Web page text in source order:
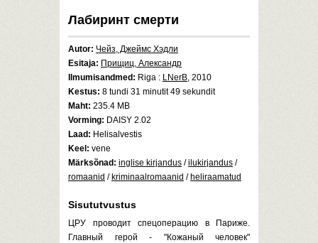
Лабиринт смерти
Autor: Чейз, Джеймс Хэдли
Esitaja: Прищиц, Александр
Ilmumisandmed: Riga : LNerB, 2010
Kestus: 8 tundi 31 minutit 49 sekundit
Maht: 235.4 MB
Vorming: DAISY 2.02
Laad: Helisalvestis
Keel: vene
Märksõnad: inglise kirjandus /ilukirjandus /
romaanid / kriminaalromaanid / heliraamatud
Sisututvustus
ЦРУ проводит спецоперацию в Париже.
Главный герой - "Кожаный человек"